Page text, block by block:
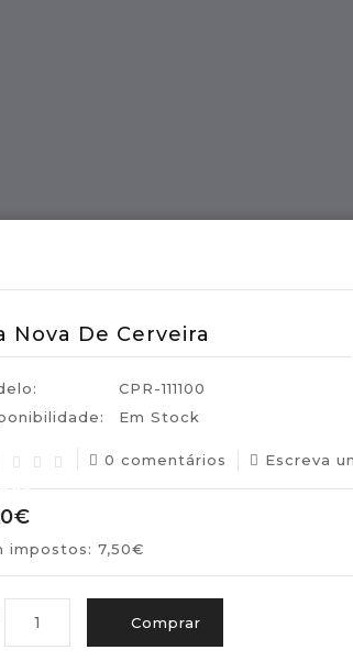
Nova De Cerveira
CPR-111100
Em Stock
0 comentários Escreva
impostos: 7,50€
Comprar